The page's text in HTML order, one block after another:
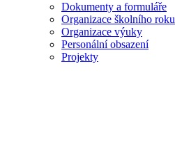
Dokumenty a formuláře
Organizace školního roku
Organizace výuky
Personální obsazení
Projekty